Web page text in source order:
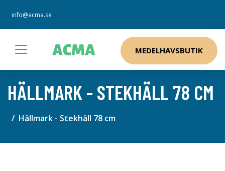
info@acma.se
MEDELHAVSBUTIK
HÄLLMARK - STEKHÄLL 78 CM
Hällmark - Stekhäll 78 cm